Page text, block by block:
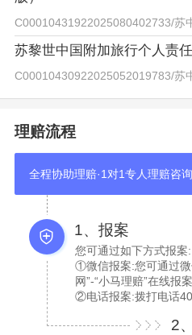
C00010431922025080402733/苏
苏黎世中国附加旅行个人责任
C00010430922025052019783/苏
理赔流程
全程协助理赔·1对1专人理赔咨询
1、报案
您可通过如下方式报案:
①微信报案:您可通过微
网”-“小马理赔”在线报案
②电话报案:拨打电话
2